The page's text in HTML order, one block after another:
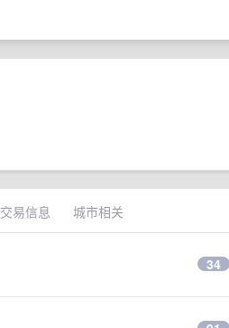
交易信息 城市相关
34